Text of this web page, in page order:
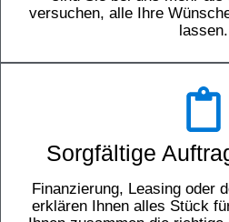
versuchen, alle Ihre
lassen.
Sorgfältige
Finanzierung, Leasing oder
erklären Ihnen alles Stück